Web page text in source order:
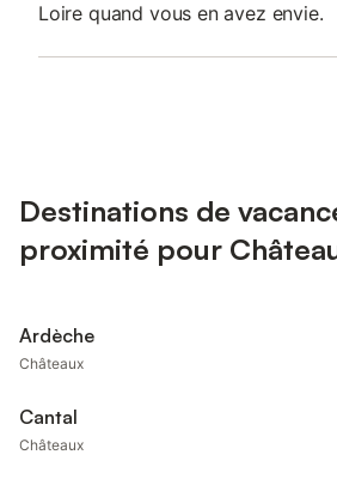
Loire quand vous en avez envie.
Destinations de
proximité pour
Ardèche
Châteaux
Cantal
Châteaux